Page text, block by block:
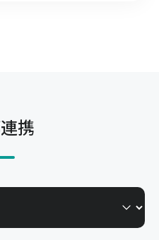
能を開放すること
で行っていた取引
携